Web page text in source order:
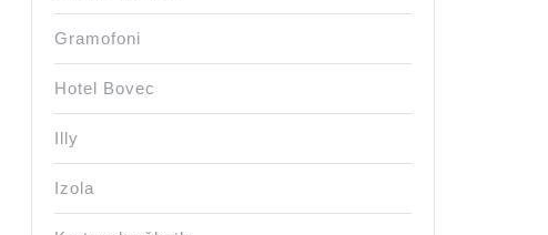
Gramofoni
Hotel Bovec
Illy
Izola